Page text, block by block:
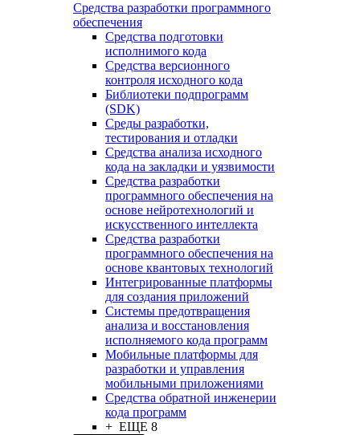
Средства разработки программного
обеспечения
Средства подготовки
исполнимого кода
Средства версионного
контроля исходного кода
Библиотеки подпрограмм
(SDK)
Среды разработки,
тестирования и отладки
Средства анализа исходного
кода на закладки и уязвимости
Средства разработки
программного обеспечения на
основе нейротехнологий и
искусственного интеллекта
Средства разработки
программного обеспечения на
основе квантовых технологий
Интегрированные платформы
для создания приложений
Системы предотвращения
анализа и восстановления
исполняемого кода программ
Мобильные платформы для
разработки и управления
мобильными приложениями
Средства обратной инженерии
кода программ
+ ЕЩЕ 8